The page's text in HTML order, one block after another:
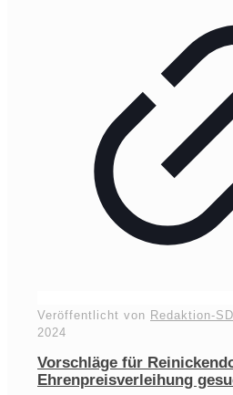
Veröffentlicht von Redaktion-
2024
Vorschläge für
Ehrenpreisverleihung